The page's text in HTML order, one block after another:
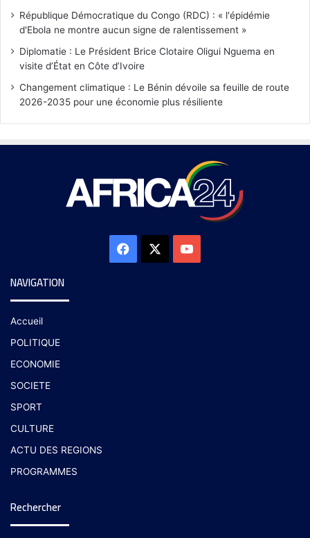
République Démocratique du Congo (RDC) : « l'épidémie
d'Ebola ne montre aucun signe de ralentissement »
Diplomatie : Le Président Brice Clotaire Oligui Nguema en
visite d’État en Côte d’Ivoire
Changement climatique : Le Bénin dévoile sa feuille de route
2026-2035 pour une économie plus résiliente
NAVIGATION
Accueil
POLITIQUE
ECONOMIE
SOCIETE
SPORT
CULTURE
ACTU DES REGIONS
PROGRAMMES
Rechercher